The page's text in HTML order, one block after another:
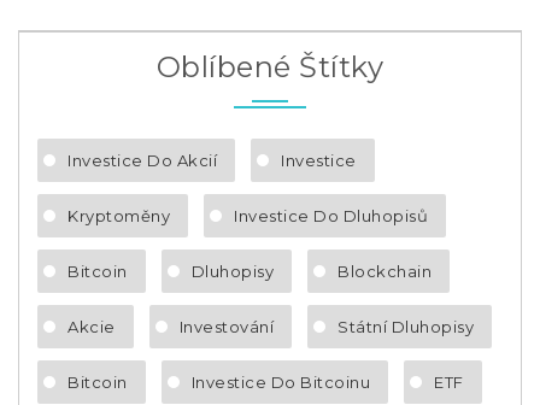
Oblíbené Štítky
Investice Do Akcií Investice
Kryptoměny Investice Do Dluhopisů
Bitcoin Dluhopisy Blockchain
Akcie Investování Státní Dluhopisy
Bitcoin Investice Do Bitcoinu ETF